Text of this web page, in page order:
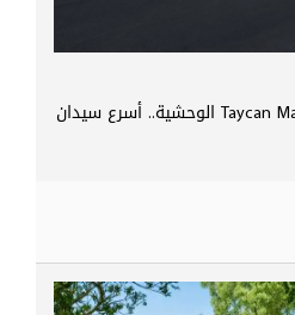
بورشه تطلق Taycan Manthey Kit الوحشية.. أسرع سيدان